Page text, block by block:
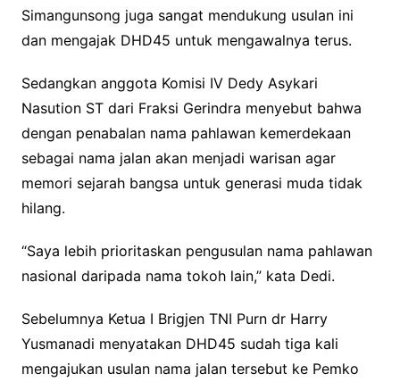
Simangunsong juga sangat mendukung usulan ini
dan mengajak DHD45 untuk mengawalnya terus.
Sedangkan anggota Komisi IV Dedy Asykari
Nasution ST dari Fraksi Gerindra menyebut bahwa
dengan penabalan nama pahlawan kemerdekaan
sebagai nama jalan akan menjadi warisan agar
memori sejarah bangsa untuk generasi muda tidak
hilang.
“Saya lebih prioritaskan pengusulan nama pahlawan
nasional daripada nama tokoh lain,” kata Dedi.
Sebelumnya Ketua I Brigjen TNI Purn dr Harry
Yusmanadi menyatakan DHD45 sudah tiga kali
mengajukan usulan nama jalan tersebut ke Pemko